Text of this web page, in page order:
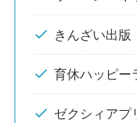
きんざい出版
育休ハッピ
ゼクシィアプ